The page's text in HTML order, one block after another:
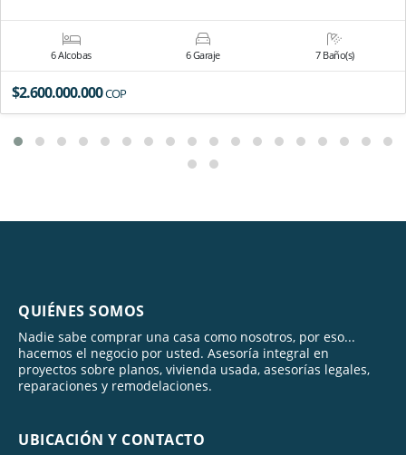
6 Alcobas 6 Garaje 7 Baño(s)
$2.600.000.000COP
QUIÉNES SOMOS
Nadie sabe comprar una casa como nosotros, por eso...
hacemos el negocio por usted. Asesoría integral en
proyectos sobre planos, vivienda usada, asesorías legales,
reparaciones y remodelaciones.
UBICACIÓN Y CONTACTO